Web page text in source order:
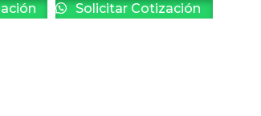
Solicitar Cotización